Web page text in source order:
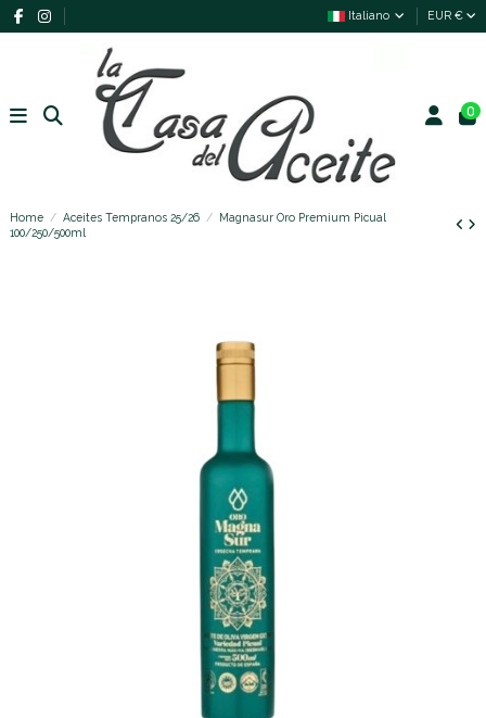
Italiano EUR €
0
Home Aceites Tempranos 25/26
Magnasur Oro Premium Picual
100/250/500ml